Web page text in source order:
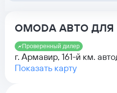
OMODA АВТО
Проверенный дилер
г. Армавир, 161-й км.
Показать карту